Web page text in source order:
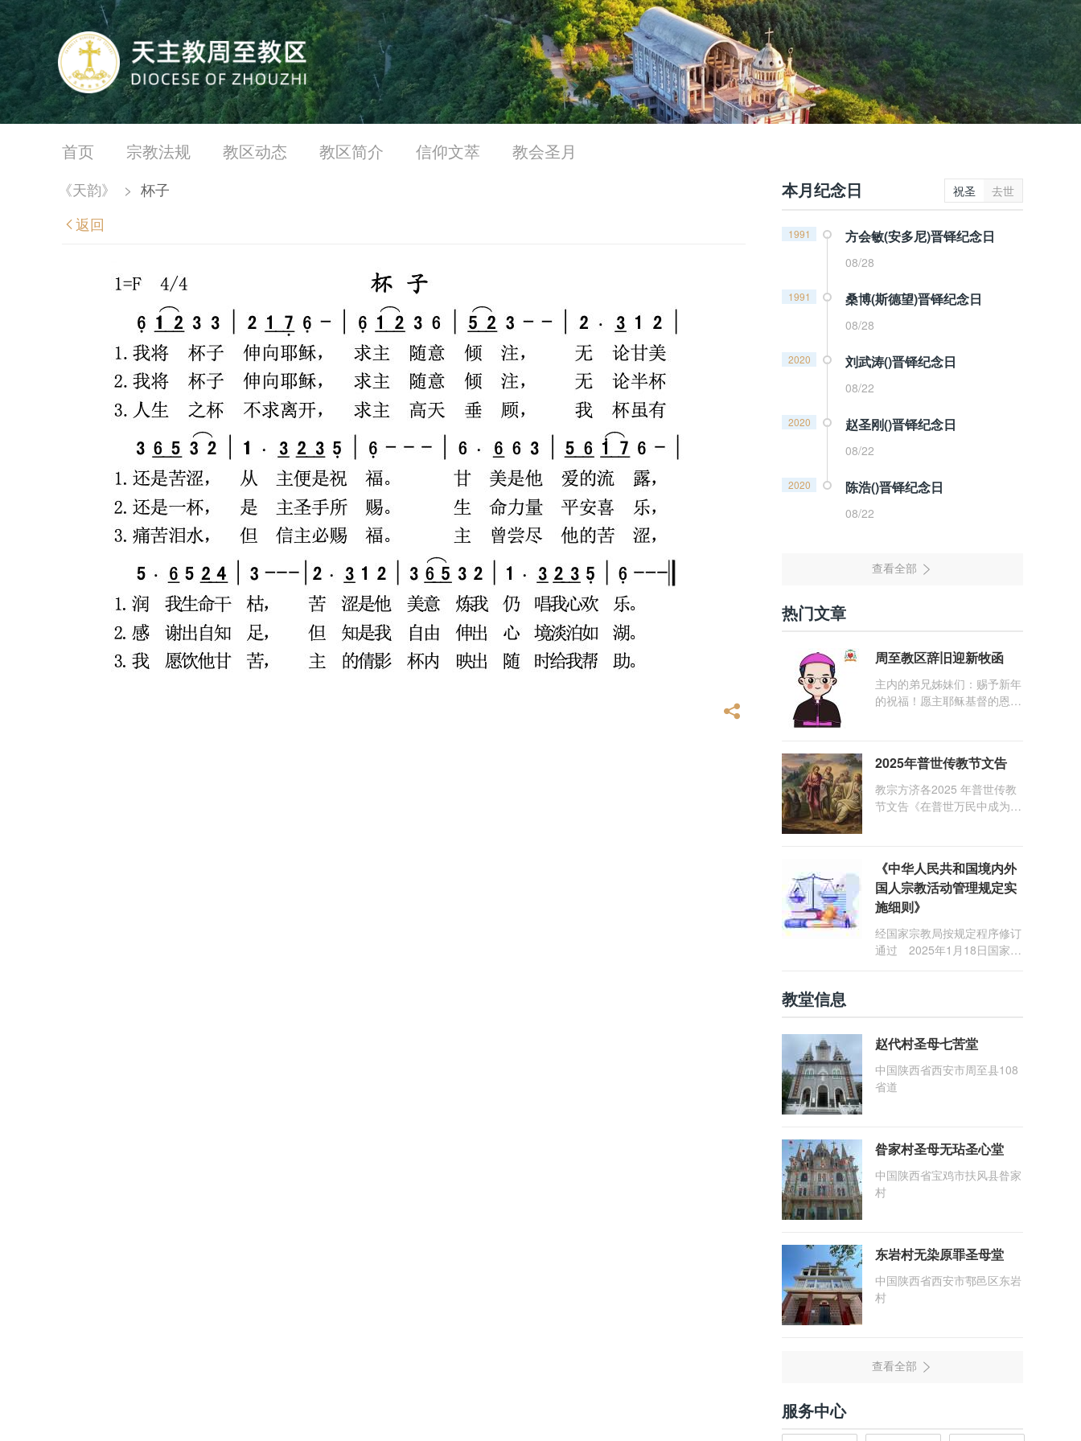
首页 宗教法规 教区动态 教区简介 信仰文萃 教会圣月
《天韵》 > 杯子
返回
本月纪念日 祝圣 去世
1991 方会敏(安多尼)晋铎纪念日
08/28
1991 桑博(斯德望)晋铎纪念日
08/28
2020 刘武涛()晋铎纪念日
08/22
2020 赵圣刚()晋铎纪念日
08/22
2020 陈浩()晋铎纪念日
08/22
热门文章
周至教区辞旧迎新牧函
主内的弟兄姊妹们：赐予新年
的祝福！愿主耶稣基督的恩
们，愿临在的救主基督安慰你
们，并圣化你们的生活，作为
祝贺祂诞辰的珍贵礼品。
2025年普世传教节文告
教宗方济各2025 年普世传教
节文告《在普世万民中成为怀
《中华人民共和国境内外
国人宗教活动管理规定实
施细则》
经国家宗教局按规定程序修订
通过 2025年1月18日国家宗
教堂信息
赵代村圣母七苦堂
中国陕西省西安市周至县108
省道
昝家村圣母无玷圣心堂
中国陕西省宝鸡市扶风县昝家
村
东岩村无染原罪圣母堂
中国陕西省西安市鄠邑区东岩
村
服务中心